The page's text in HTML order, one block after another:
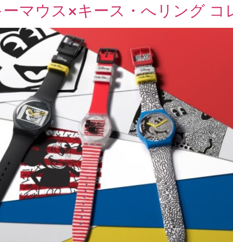
マウス×キース・へリング コ